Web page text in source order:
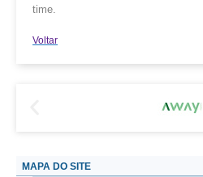
time.
Voltar
MAPA DO SITE